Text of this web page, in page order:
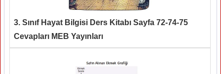
3. Sınıf Hayat Bilgisi Ders Kitabı Sayfa 72-74-75
Cevapları MEB Yayınları